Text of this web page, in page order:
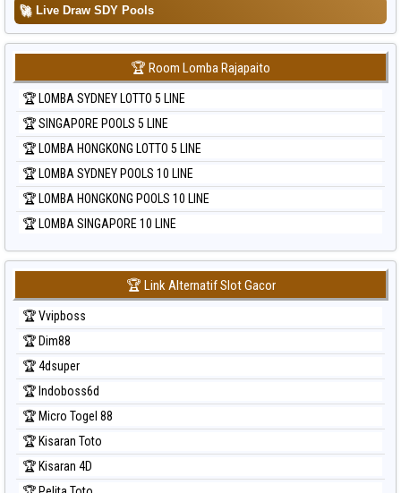
🚀 Live Draw SDY Pools
🏆 Room Lomba Rajapaito
🏆 LOMBA SYDNEY LOTTO 5 LINE
🏆 SINGAPORE POOLS 5 LINE
🏆 LOMBA HONGKONG LOTTO 5 LINE
🏆 LOMBA SYDNEY POOLS 10 LINE
🏆 LOMBA HONGKONG POOLS 10 LINE
🏆 LOMBA SINGAPORE 10 LINE
🏆 Link Alternatif Slot Gacor
🏆 Vvipboss
🏆 Dim88
🏆 4dsuper
🏆 Indoboss6d
🏆 Micro Togel 88
🏆 Kisaran Toto
🏆 Kisaran 4D